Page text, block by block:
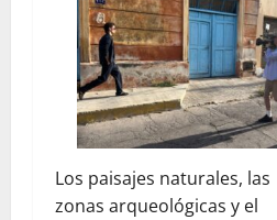
Los paisajes naturales, las
zonas arqueológicas y el